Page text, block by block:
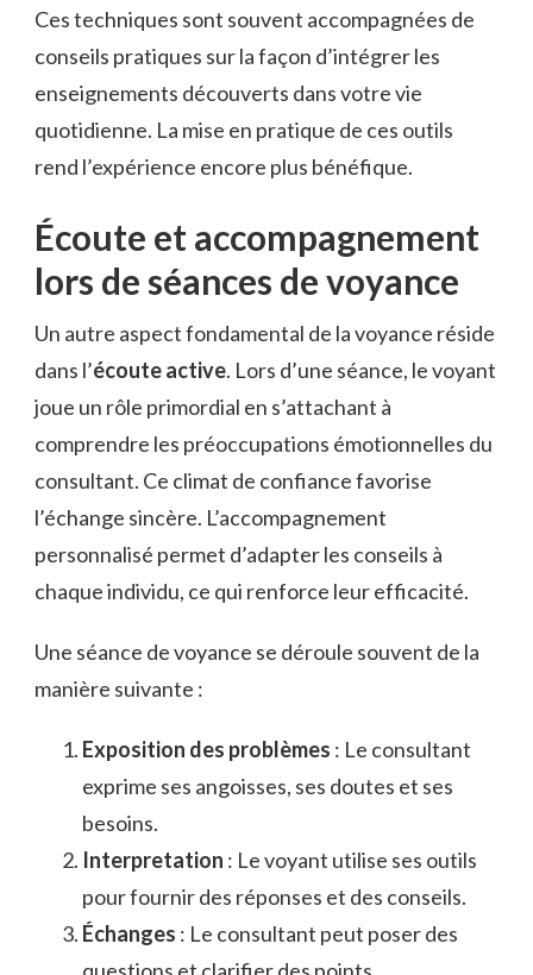
Ces techniques sont souvent accompagnées de
conseils pratiques sur la façon d’intégrer les
enseignements découverts dans votre vie
quotidienne. La mise en pratique de ces outils
rend l’expérience encore plus bénéfique.
Écoute et accompagnement
lors de séances de voyance
Un autre aspect fondamental de la voyance réside
dans l’écoute active. Lors d’une séance, le voyant
joue un rôle primordial en s’attachant à
comprendre les préoccupations émotionnelles du
consultant. Ce climat de confiance favorise
l’échange sincère. L’accompagnement
personnalisé permet d’adapter les conseils à
chaque individu, ce qui renforce leur efficacité.
Une séance de voyance se déroule souvent de la
manière suivante :
Exposition des problèmes : Le consultant
exprime ses angoisses, ses doutes et ses
besoins.
Interpretation : Le voyant utilise ses outils
pour fournir des réponses et des conseils.
Échanges : Le consultant peut poser des